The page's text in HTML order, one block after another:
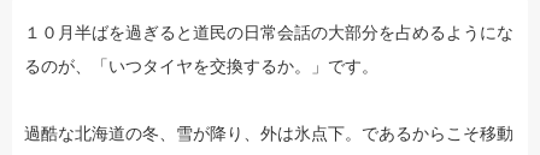
１０月半ばを過ぎると道民の日常会話の大部分を占めるようにな
るのが、「いつタイヤを交換するか。」です。
過酷な北海道の冬、雪が降り、外は氷点下。であるからこそ移動